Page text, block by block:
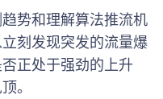
势和理解算法推流机
刻发现突发的流量爆
正处于强劲的上升
。